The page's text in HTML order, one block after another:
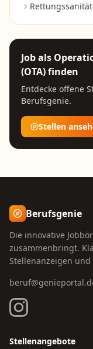
Job als
(OTA)finden
Entdecke offene
Berufsgenie.
Stellen
Berufsgenie
Die innovative
zusammenbringt.
Stellenanzeigen
Stellenangebote